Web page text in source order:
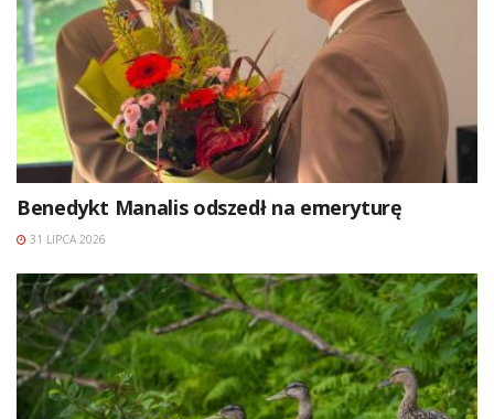
Benedykt Manalis odszedł na emeryturę
31 LIPCA 2026